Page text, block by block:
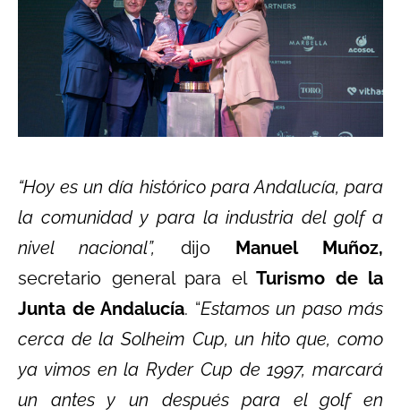
“Hoy es un día histórico para Andalucía, para
la comunidad y para la industria del golf a
nivel nacional”, dijo Manuel Muñoz,
secretario general para el Turismo de la
Junta de Andalucía. “Estamos un paso más
cerca de la Solheim Cup, un hito que, como
ya vimos en la Ryder Cup de 1997, marcará
un antes y un después para el golf en